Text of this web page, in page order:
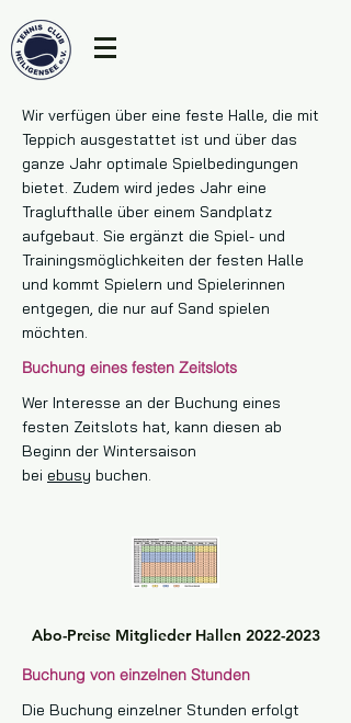
Wir verfügen über eine feste Halle, die mit
Teppich ausgestattet ist und über das
ganze Jahr optimale Spielbedingungen
bietet. Zudem wird jedes Jahr eine
Traglufthalle über einem Sandplatz
aufgebaut. Sie ergänzt die Spiel- und
Trainingsmöglichkeiten der festen Halle
und kommt Spielern und Spielerinnen
entgegen, die nur auf Sand spielen
möchten.
Buchung eines festen Zeitslots
Wer Interesse an der Buchung eines
festen Zeitslots hat, kann diesen ab
Beginn der Wintersaison
bei ebusy buchen.
Abo-Preise Mitglieder Hallen 2022-2023
Buchung von einzelnen Stunden
Die Buchung einzelner Stunden erfolgt